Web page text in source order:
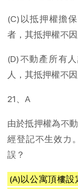
(C)以抵押權擔
者，其抵押權不
(D)不動產所有
人，其抵押權不
21、A
由於抵押權為不
經登記不生效力
誤？
(A)以公寓頂樓